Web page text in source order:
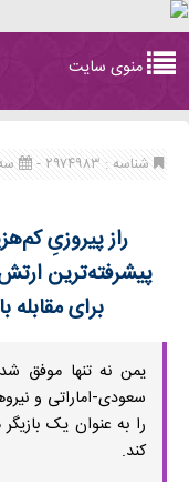
navigation
منوی سایت
شناسه : ۲۹۷۴۹۸۳ - سه
راز پیروزیِ
پیشرفته‌ترین
برای
یمن نه تنها موفق
سعودی-اماراتی و
را به عنوان یک
کند.